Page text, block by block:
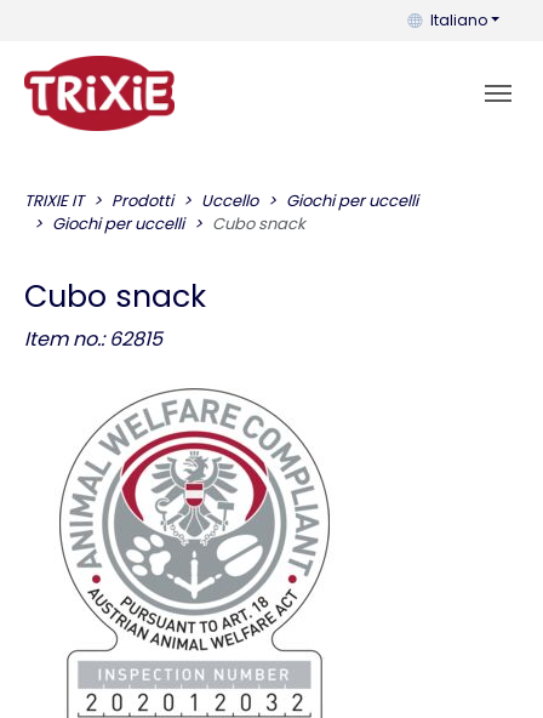
Puoi cambiare
Italiano
TRIXIE IT Prodotti Uccello
Giochi per uccelli
Giochi per uccelli
Cubo snack
Cubo snack
Item no.: 62815